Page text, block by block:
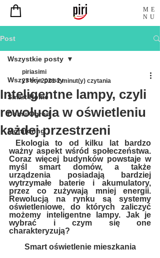
ME
NU
Post
Wszystkie posty
Smart Home
Dom i Ogród
Monitoring
Wszystkie posty
Inteligentne lampy, czyli
rewolucja w oświetleniu
każdej przestrzeni
piriasimi
27 sty 2021 2 minut(y) czytania
ważny aspekt wśród społeczeństwa.
Coraz więcej budynków powstaje w
myśl smart domów, a także
urządzenia posiadają bardziej
wytrzymałe baterie i akumulatory,
przez co zużywają mniej energii.
Rewolucją na rynku są systemy
oświetleniowe, do których zaliczyć
możemy inteligentne lampy. Jak je
wybrać i czym się one
charakteryzują?
Smart oświetlenie mieszkania